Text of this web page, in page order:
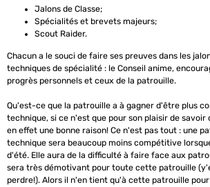
Jalons de Classe;
Spécialités et brevets majeurs;
Scout Raider.
Chacun a le souci de faire ses preuves dans les
techniques de spécialité : le Conseil anime,
progrès personnels et ceux de la patrouille.
Qu'est-ce que la patrouille a à gagner d'être plus
technique, si ce n'est que pour son plaisir de savoir
en effet une bonne raison! Ce n'est pas tout : une
technique sera beaucoup moins compétitive
d'été. Elle aura de la difficulté à faire face aux
sera très démotivant pour toute cette patrouille
perdre!). Alors il n'en tient qu'à cette patrouille